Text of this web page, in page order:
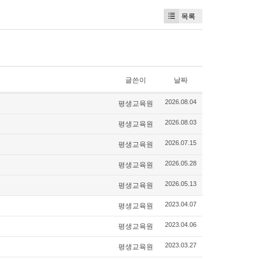
목록
글쓴이 날짜
평생교육원 2026.08.04
평생교육원 2026.08.03
평생교육원 2026.07.15
평생교육원 2026.05.28
평생교육원 2026.05.13
평생교육원 2023.04.07
평생교육원 2023.04.06
평생교육원 2023.03.27